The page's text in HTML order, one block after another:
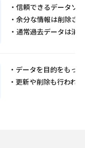
・信頼できるデータソ
・余分な情報は削除さ
・通常過去データは消
・データを目的をもっ
・更新や削除も行われ